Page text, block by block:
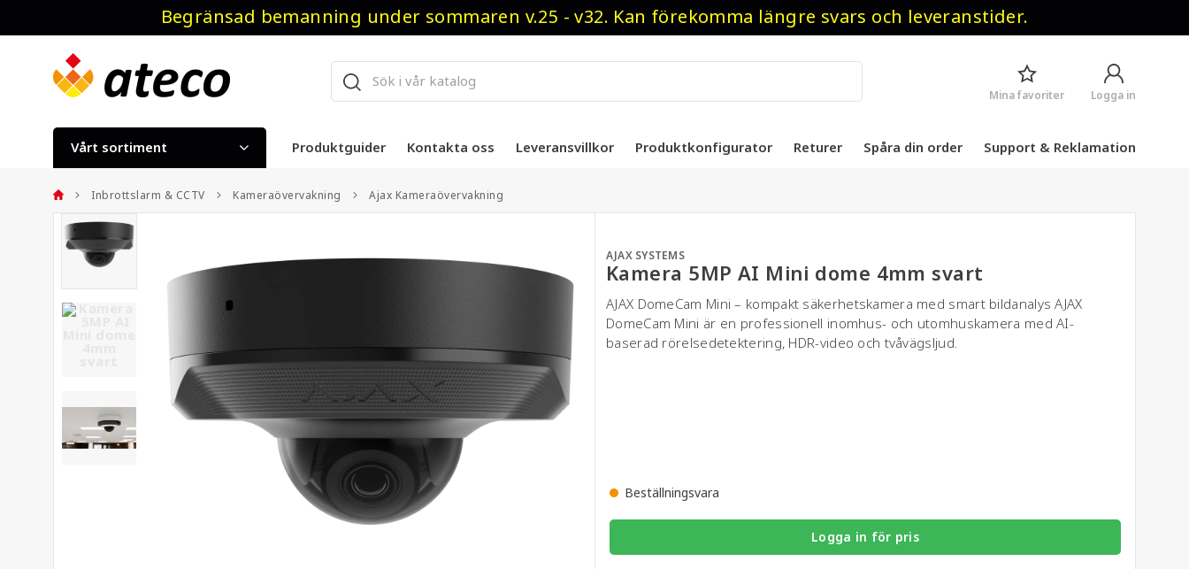
Begränsad bemanning under sommaren v.25 - v32. Kan förekomma längre svars och leveranstider.
Logga in
Mina favoriter
Vårt sortiment Produktguider Kontakta oss Leveransvillkor Produktkonfigurator Returer Spåra din order Support & Reklamation
Inbrottslarm & CCTV Kameraövervakning Ajax Kameraövervakning
AJAX SYSTEMS
Kamera 5MP AI Mini dome 4mm svart
AJAX DomeCam Mini – kompakt säkerhetskamera med smart bildanalys AJAX
DomeCam Mini är en professionell inomhus- och utomhuskamera med AI-
baserad rörelsedetektering, HDR-video och tvåvägsljud.
Beställningsvara
Logga in för pris